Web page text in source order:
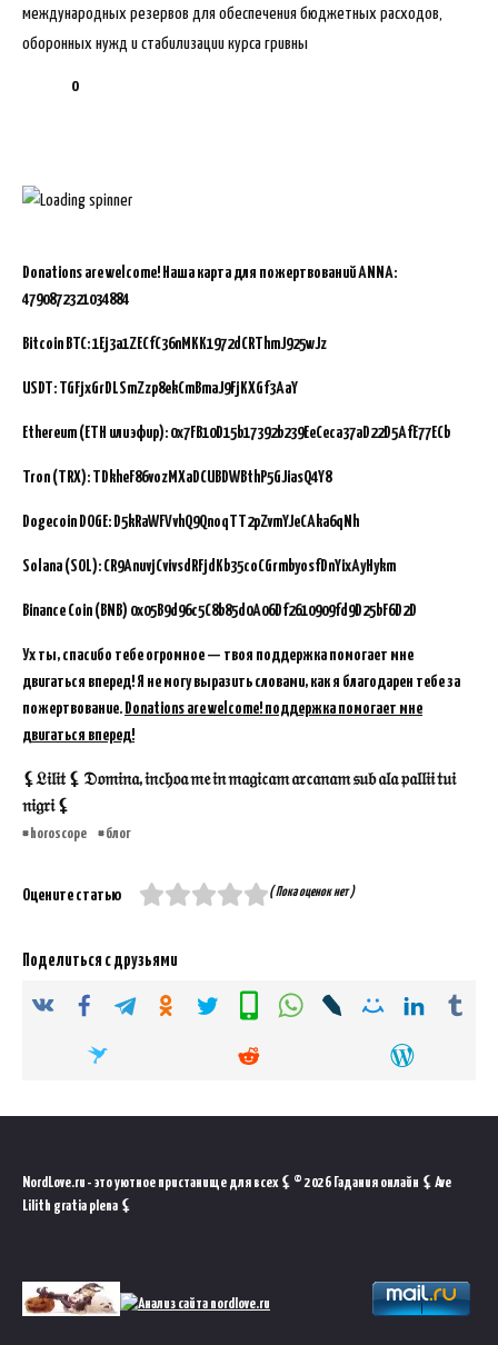
международных резервов для обеспечения бюджетных расходов,
оборонных нужд и стабилизации курса гривны
0
Donations are welcome! Наша карта для пожертвований ANNA:
4790872321034884
Bitcoin BTC:1Ej3a1ZECfC36nMKK1972dCRThmJ925wJz
USDT: TGFjxGrDLSmZzp8ekCmBmaJ9FjKXGf3AaY
Ethereum (ETH или эфир): 0x7FB10D15b17392b239EeCeca37aD22D5AfE77ECb
Tron (TRX): TDkheF86vozMXaDCUBDWBthP5GJiasQ4Y8
Dogecoin DOGE: D5kRaWFVvhQ9QnoqTT2pZvmYJeCAka6qNh
Solana (SOL): CR9AnuvjCvivsdRFjdKb35coCGrmbyosfDnYixAyHykm
Binance Coin (BNB) 0x05B9d96c5C8b85d0A06Df2610909fd9D25bF6D2D
Ух ты, спасибо тебе огромное — твоя поддержка помогает мне
двигаться вперед! Я не могу выразить словами, как я благодарен тебе за
пожертвование. Donations are welcome! поддержка помогает мне
двигаться вперед!
⚸𝔏𝔦𝔩𝔦𝔱 ⚸ 𝔇𝔬𝔪𝔦𝔫𝔞, 𝔦𝔫𝔠𝔥𝔬𝔞 𝔪𝔢 𝔦𝔫 𝔪𝔞𝔤𝔦𝔠𝔞𝔪 𝔞𝔯𝔠𝔞𝔫𝔞𝔪 𝔰𝔲𝔟 𝔞𝔩𝔞 𝔭𝔞𝔩𝔩𝔦𝔦 𝔱𝔲𝔦
𝔫𝔦𝔤𝔯𝔦 ⚸
horoscope блог
Оцените статью ( Пока оценок нет )
Поделиться с друзьями
NordLove.ru - это уютное пристанище для всех ⚸ © 2026 Гадания онлайн ⚸ Ave
Lilith gratia plena ⚸